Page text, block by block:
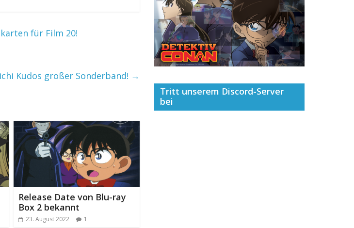
für Film 20!
Kudos großer Sonderband! →
Release Date von Blu-ray
Box 2 bekannt
23. August 2022 1
Tritt unserem Discord-Server
bei